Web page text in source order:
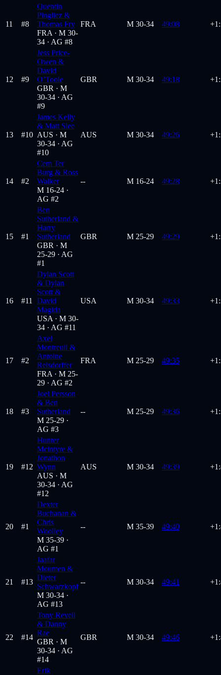
11 #8
Quentin
Pingliez &
Thomas Fry
FRA · M 30-
34 · AG #8
FRA M 30-34 49:08
12 #9
Jess Price-
Owen &
David
O’Toole
GBR · M
30-34 · AG
#9
GBR M 30-34 49:18
13 #10
James Kelly
& Matt Slee
AUS · M
30-34 · AG
#10
AUS M 30-34 49:26
14 #2
Cem Ter
Burg & Ross
Walker
M 16-24 ·
AG #2
-- M 16-24 49:28
15 #1
Ben
Sutherland &
Harry
Sutherland
GBR · M
25-29 · AG
#1
GBR M 25-29 49:29
16 #11
Dylan Scott
& Dylan
Scott &
David
Magida
USA · M 30-
34 · AG #11
USA M 30-34 49:33
17 #2
Axel
Montreuil &
Antoine
Reisdorffer
FRA · M 25-
29 · AG #2
FRA M 25-29 49:35
18 #3
Joel Persson
& Ben
Sutherland
M 25-29 ·
AG #3
-- M 25-29 49:36
19 #12
Hunter
Mcintyre &
Jonathon
Wynn
AUS · M
30-34 · AG
#12
AUS M 30-34 49:39
20 #1
Dexter
Buchanan &
Chris
Woolley
M 35-39 ·
AG #1
-- M 35-39 49:40
21 #13
Jaafar
Moumen &
Dieter
Schwarzkopf
M 30-34 ·
AG #13
-- M 30-34 49:41
22 #14
Tony Revell
& Danny
Rae
GBR · M
30-34 · AG
#14
GBR M 30-34 49:46
Erik